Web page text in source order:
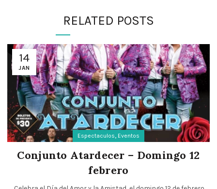
RELATED POSTS
14
JAN
Espectaculos, Eventos
Conjunto Atardecer – Domingo 12
febrero